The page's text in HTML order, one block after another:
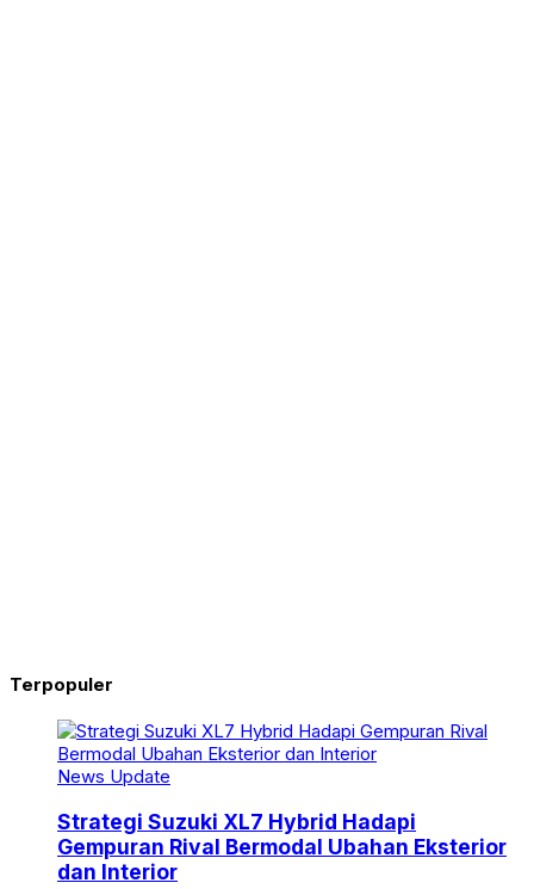
Terpopuler
News Update
Strategi Suzuki XL7 Hybrid Hadapi
Gempuran Rival Bermodal Ubahan Eksterior
dan Interior